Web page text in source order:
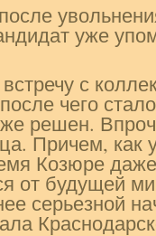
уже
с
чего
решен.
Причем, как
Козюре
от будущей
серьезной